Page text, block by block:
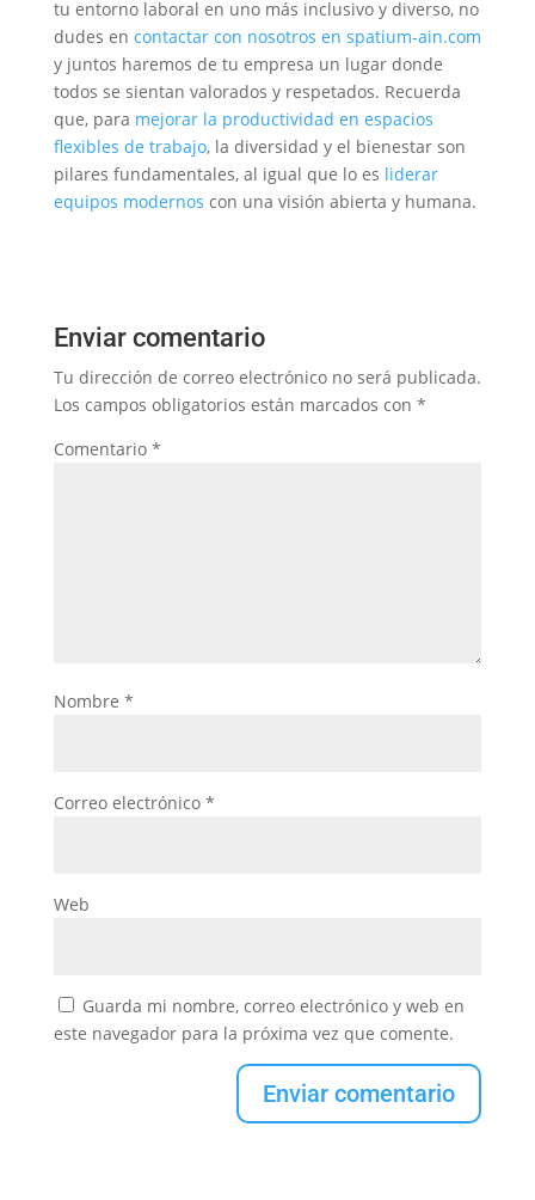
tu entorno laboral en uno más inclusivo y diverso, no
dudes en contactar con nosotros en spatium-ain.com
y juntos haremos de tu empresa un lugar donde
todos se sientan valorados y respetados. Recuerda
que, para mejorar la productividad en espacios
flexibles de trabajo, la diversidad y el bienestar son
pilares fundamentales, al igual que lo es liderar
equipos modernos con una visión abierta y humana.
Enviar comentario
Tu dirección de correo electrónico no será publicada.
Los campos obligatorios están marcados con *
Comentario *
Nombre *
Correo electrónico *
Web
Guarda mi nombre, correo electrónico y web en
este navegador para la próxima vez que comente.